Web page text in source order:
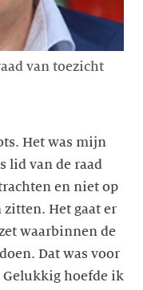
van toezicht
Het was mijn
lid van de raad
en niet op
zitten. Het gaat er
waarbinnen de
Dat was voor
hoefde ik